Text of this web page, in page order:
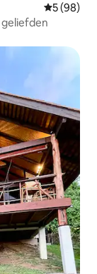
5 (98)
geliefden